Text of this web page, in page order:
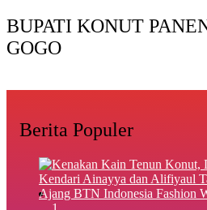
BUPATI KONUT
GOGO
Berita Populer